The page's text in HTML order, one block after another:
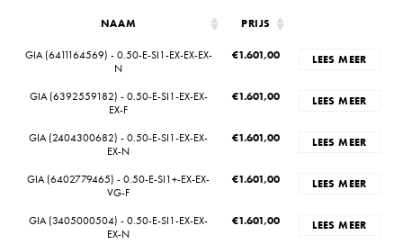
NAAM PRIJS
GIA (6411164569) - 0.50-E-SI1-EX-EX-EX-
N
€1.601,00 LEES MEER
GIA (6392559182) - 0.50-E-SI1-EX-EX-
EX-F
€1.601,00 LEES MEER
GIA (2404300682) - 0.50-E-SI1-EX-EX-
EX-N
€1.601,00 LEES MEER
GIA (6402779465) - 0.50-E-SI1+-EX-EX-
VG-F
€1.601,00 LEES MEER
GIA (3405000504) - 0.50-E-SI1-EX-EX-
EX-N
€1.601,00 LEES MEER